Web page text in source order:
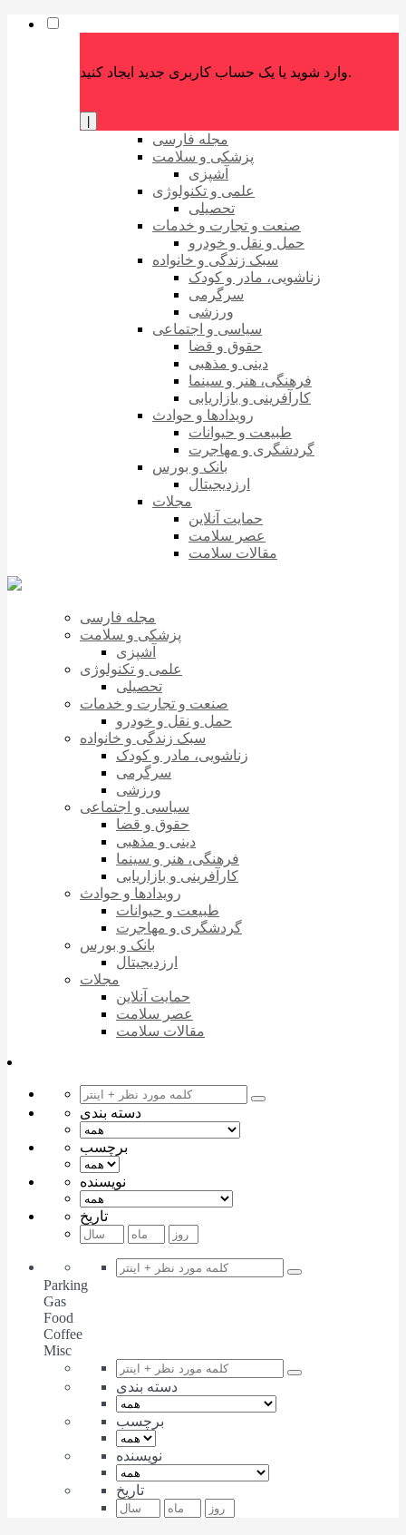
وارد شوید یا یک حساب کاربری جدید ایجاد کنید.
مجله فارسی
پزشکی و سلامت
آشپزی
علمی و تکنولوژی
تحصیلی
صنعت و تجارت و خدمات
حمل و نقل و خودرو
سبک زندگی و خانواده
زناشویی، مادر و کودک
سرگرمی
ورزشی
سیاسی و اجتماعی
حقوق و قضا
دینی و مذهبی
فرهنگی، هنر و سینما
کارآفرینی و بازاریابی
رویدادها و حوادث
طبیعت و حیوانات
گردشگری و مهاجرت
بانک و بورس
ارزدیجیتال
مجلات
حمایت آنلاین
عصر سلامت
مقالات سلامت
مجله فارسی
پزشکی و سلامت
آشپزی
علمی و تکنولوژی
تحصیلی
صنعت و تجارت و خدمات
حمل و نقل و خودرو
سبک زندگی و خانواده
زناشویی، مادر و کودک
سرگرمی
ورزشی
سیاسی و اجتماعی
حقوق و قضا
دینی و مذهبی
فرهنگی، هنر و سینما
کارآفرینی و بازاریابی
رویدادها و حوادث
طبیعت و حیوانات
گردشگری و مهاجرت
بانک و بورس
ارزدیجیتال
مجلات
حمایت آنلاین
عصر سلامت
مقالات سلامت
دسته بندی
برچسب
نویسنده
تاریخ
Parking
Gas
Food
Coffee
Misc
دسته بندی
برچسب
نویسنده
تاریخ